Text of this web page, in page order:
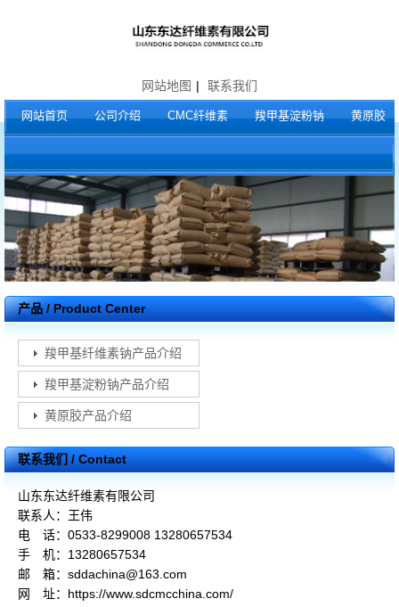
网站地图 | 联系我们
网站首页 公司介绍 CMC纤维素 羧甲基淀粉钠 黄原胶
产品 / Product Center
羧甲基纤维素钠产品介绍
羧甲基淀粉钠产品介绍
黄原胶产品介绍
联系我们 / Contact
山东东达纤维素有限公司
联系人：王伟
电 话：0533-8299008 13280657534
手 机：13280657534
邮 箱：sddachina@163.com
网 址：https://www.sdcmcchina.com/